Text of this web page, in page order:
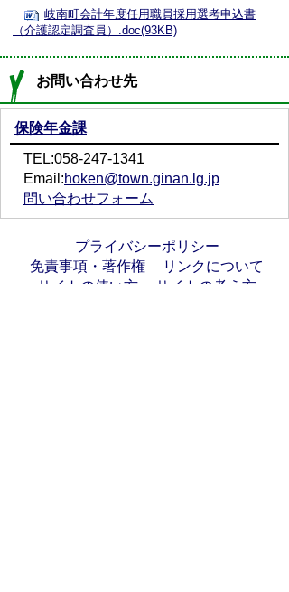
岐南町会計年度任用職員採用選考申込書
（介護認定調査員）.doc(93KB)
お問い合わせ先
保険年金課
TEL:058-247-1341
Email:hoken@town.ginan.lg.jp
問い合わせフォーム
プライバシーポリシー
免責事項・著作権
リンクについて
サイトの使い方
サイトの考え方